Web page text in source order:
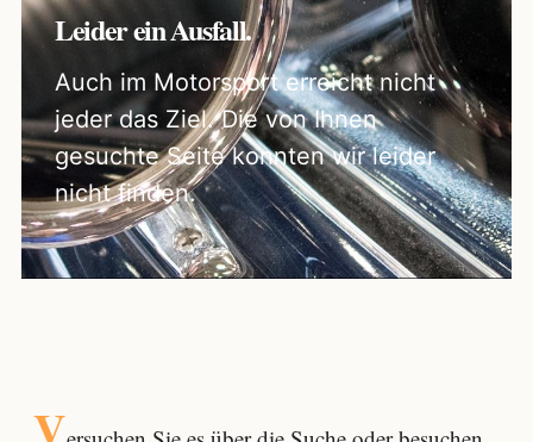
Leider ein Ausfall.
Auch im Motorsport erreicht nicht
jeder das Ziel. Die von Ihnen
gesuchte Seite konnten wir leider
nicht finden.